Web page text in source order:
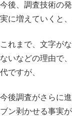
今後、調査技術の
実に増えていくと
これまで、文字が
ないなどの理由で
代ですが、
今後調査がさらに
ブン剥かせる事実